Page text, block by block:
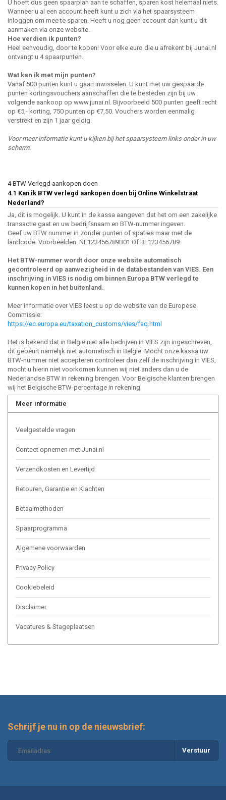
U hoeft dus geen spaarplan aan te schaffen, sparen kost helemaal niets.
Wanneer u al een account heeft kunt u zich via het spaarsysteem
inloggen om mee te sparen. Heeft u nog geen account dan kunt u dit
aanmaken via onze website.
Hoe verdien ik punten?
Heel eenvoudig, door te kopen! Voor elke euro die u afrekent bij Junai.nl
ontvangt u 4 spaarpunten.
Wat kan ik met mijn punten?
Vanaf 500 punten kunt u gaan inwisselen. U kunt met uw gespaarde
punten kortingsvouchers aanschaffen die te besteden zijn bij uw
volgende aankoop op www.junai.nl. Bijvoorbeeld 500 punten geeft recht
op €5,- korting, 750 punten op €7,50. Vouchers worden eenmalig
verstrekt en zijn 1 jaar geldig.
Voor meer informatie kunt u kijken bij het spaarsysteem links onder in uw
scherm.
4 BTW Verlegd aankopen doen
4.1 Kan ik BTW verlegd aankopen doen bij Online Winkelstraat
Nederland?
Ja, dit is mogelijk. U kunt in de kassa aangeven dat het om een zakelijke
transactie gaat en uw bedrijfsnaam en BTW-nummer ingeven.
Geef uw BTW nummer in zonder punten of spaties maar met de
landcode. Voorbeelden: NL123456789B01 Of BE123456789
Het BTW-nummer wordt door onze website automatisch
gecontroleerd op aanwezigheid in de databestanden van VIES. Een
inschrijving in VIES is nodig om binnen Europa BTW verlegd te
kunnen kopen in het buitenland.
Meer informatie over VIES leest u op de website van de Europese
Commissie:
https://ec.europa.eu/taxation_customs/vies/faq.html
Het is bekend dat in België niet alle bedrijven in VIES zijn ingeschreven,
dit gebeurt namelijk niet automatisch in België. Mocht onze kassa uw
BTW-nummer niet accepteren controleer dan zelf de inschrijving in VIES,
mocht u hierin niet voorkomen kunnen wij niet anders dan u de
Nederlandse BTW in rekening brengen. Voor Belgische klanten brengen
wij het Belgische BTW-percentage in rekening.
Meer informatie
Veelgestelde vragen
Contact opnemen met Junai.nl
Verzendkosten en Levertijd
Retouren, Garantie en Klachten
Betaalmethoden
Spaarprogramma
Algemene voorwaarden
Privacy Policy
Cookiebeleid
Disclaimer
Vacatures & Stageplaatsen
Schrijf je nu in op de nieuwsbrief:
Verstuur